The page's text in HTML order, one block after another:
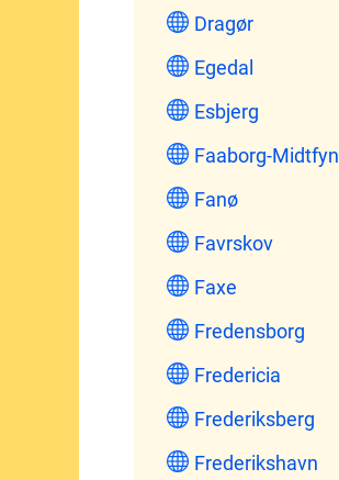
Dragør
Egedal
Esbjerg
Faaborg-Midtfyn
Fanø
Favrskov
Faxe
Fredensborg
Fredericia
Frederiksberg
Frederikshavn